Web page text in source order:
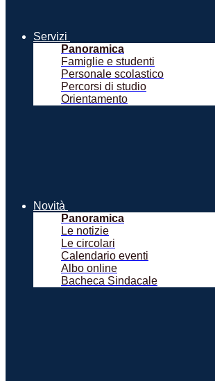
Servizi
Panoramica
Famiglie e studenti
Personale scolastico
Percorsi di studio
Orientamento
Novità
Panoramica
Le notizie
Le circolari
Calendario eventi
Albo online
Bacheca Sindacale